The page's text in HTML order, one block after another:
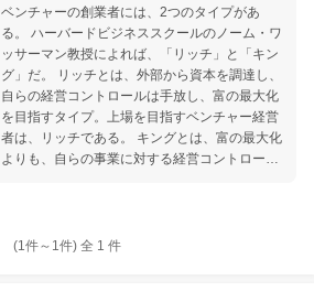
ベンチャーの創業者には、2つのタイプがあ
る。 ハーバードビジネススクールのノーム・ワ
ッサーマン教授によれば、「リッチ」と「キン
グ」だ。 リッチとは、外部から資本を調達し、
自らの経営コントロールは手放し、富の最大化
を目指すタイプ。上場を目指すベンチャー経営
者は、リッチである。 キングとは、富の最大化
よりも、自らの事業に対する経営コントロール
キングの、どちらを目指すだろうか? もし、あ
(1件～ 1件) 全 1 件